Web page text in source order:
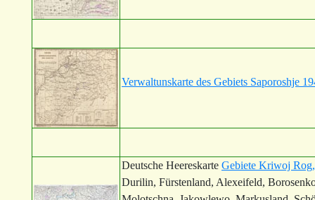
Verwaltunskarte des Gebiets Saporoshje
Deutsche Heereskarte Gebiete Kriwoj
Durilin, Fürstenland, Alexeifeld,